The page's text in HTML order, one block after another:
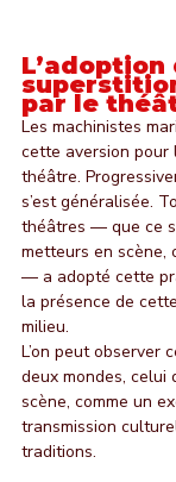
L’adoption
par le
Les machinistes
cette aversion
théâtre.
s’est généralisée.
théâtres — que ce
metteurs en scène,
— a adopté cette
la présence de
milieu.
L’on peut observer
deux mondes, celui
scène, comme un
transmission
traditions.